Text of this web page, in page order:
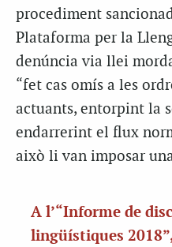
procediment
Plataforma per la
denúncia via llei
“fet cas omís a les
actuants, entorpint la
endarrerint el flux
això li van imposar
A l’“Informe de
lingüístiques